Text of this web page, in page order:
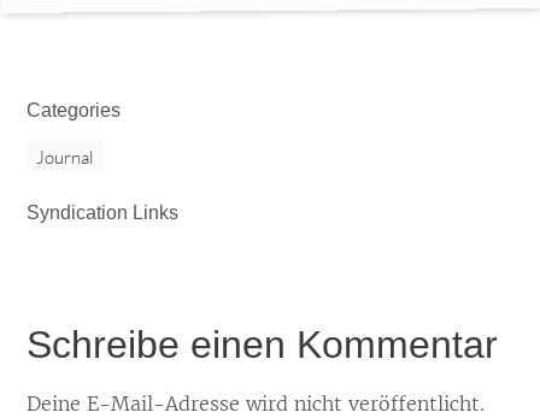
Categories
Journal
Syndication Links
Schreibe einen Kommentar
Deine E-Mail-Adresse wird nicht veröffentlicht.